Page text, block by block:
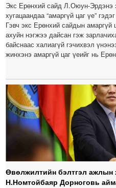
Экс Ерөнхий сайд Л.Оюун-Эрдэнэ
хугацаандаа “амаргүй цаг үе”
Гэвч экс Ерөнхий сайдын
ахуйн нэгжээ дайсан гэж
байснаас халиагүй гэчихвэл
жинхэнэ амаргүй цаг үеийг нь
Өвөлжилтийн бэлтгэл
Н.Номтойбаяр Дорноговь